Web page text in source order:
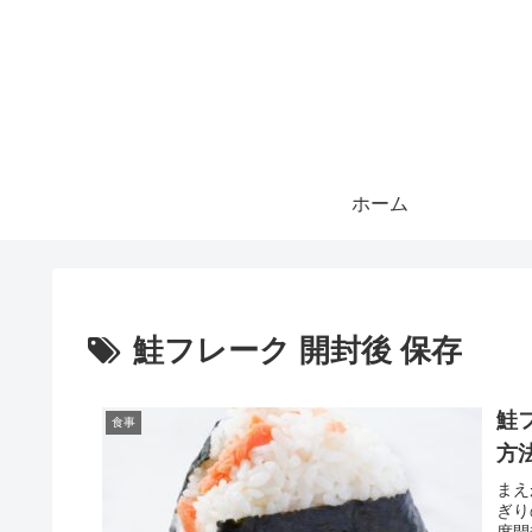
ホーム
鮭フレーク 開封後 保存
食事
鮭
方
ま
ぎ